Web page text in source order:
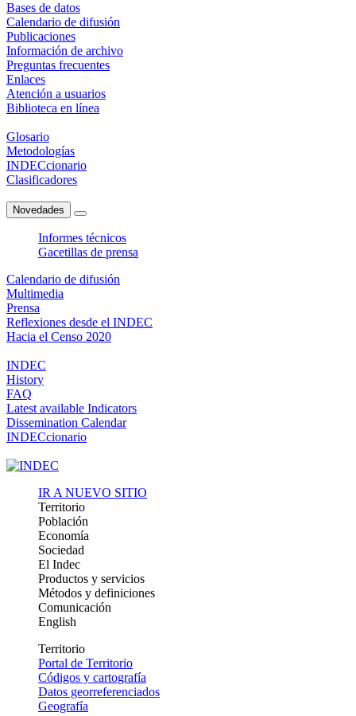
Bases de datos
Calendario de difusión
Publicaciones
Información de archivo
Preguntas frecuentes
Enlaces
Atención a usuarios
Biblioteca en línea
Glosario
Metodologías
INDECcionario
Clasificadores
Novedades
Informes técnicos
Gacetillas de prensa
Calendario de difusión
Multimedia
Prensa
Reflexiones desde el INDEC
Hacia el Censo 2020
INDEC
History
FAQ
Latest available Indicators
Dissemination Calendar
INDECcionario
IR A NUEVO SITIO
Territorio
Población
Economía
Sociedad
El Indec
Productos y servicios
Métodos y definiciones
Comunicación
English
Territorio
Portal de Territorio
Códigos y cartografía
Datos georreferenciados
Geografía